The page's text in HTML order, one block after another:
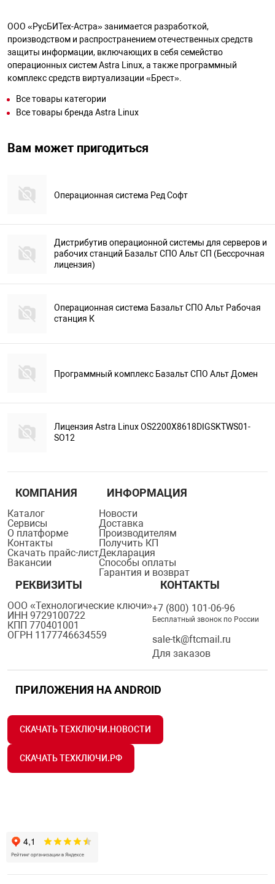
ООО «РусБИТех-Астра» занимается разработкой,
производством и распространением отечественных средств
защиты информации, включающих в себя семейство
операционных систем Astra Linux, а также программный
комплекс средств виртуализации «Брест».
Все товары категории
Все товары бренда Astra Linux
Вам может пригодиться
Операционная система Ред Софт
Дистрибутив операционной системы для серверов и
рабочих станций Базальт СПО Альт СП (Бессрочная
лицензия)
Операционная система Базальт СПО Альт Рабочая
станция К
Программный комплекс Базальт СПО Альт Домен
Лицензия Astra Linux OS2200X8618DIGSKTWS01-
SO12
КОМПАНИЯ
Каталог
Сервисы
О платформе
Контакты
Скачать прайс-лист
Вакансии
ИНФОРМАЦИЯ
Новости
Доставка
Производителям
Получить КП
Декларация
Способы оплаты
Гарантия и возврат
РЕКВИЗИТЫ
ООО «Технологические ключи»
ИНН 9729100722
КПП 770401001
ОГРН 1177746634559
КОНТАКТЫ
+7 (800) 101-06-96
Бесплатный звонок по России
sale-tk@ftcmail.ru
Для заказов
ПРИЛОЖЕНИЯ НА ANDROID
СКАЧАТЬ ТЕХКЛЮЧИ.НОВОСТИ
СКАЧАТЬ ТЕХКЛЮЧИ.РФ